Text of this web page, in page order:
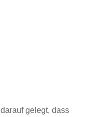
darauf gelegt, dass